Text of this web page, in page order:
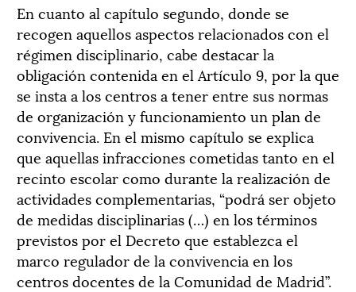
En cuanto al capítulo segundo, donde se
recogen aquellos aspectos relacionados con el
régimen disciplinario, cabe destacar la
obligación contenida en el Artículo 9, por la que
se insta a los centros a tener entre sus normas
de organización y funcionamiento un plan de
convivencia. En el mismo capítulo se explica
que aquellas infracciones cometidas tanto en el
recinto escolar como durante la realización de
actividades complementarias, “podrá ser objeto
de medidas disciplinarias (…) en los términos
previstos por el Decreto que establezca el
marco regulador de la convivencia en los
centros docentes de la Comunidad de Madrid”.